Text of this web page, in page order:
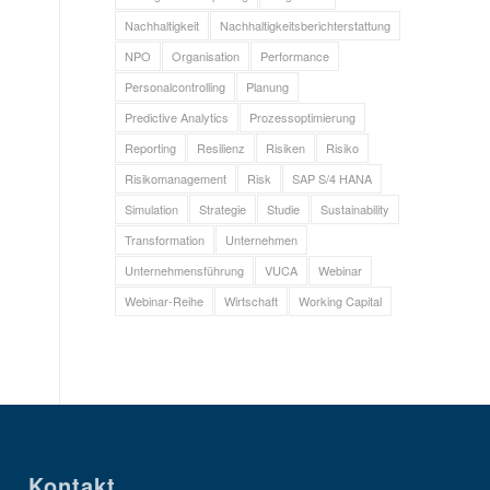
Nachhaltigkeit
Nachhaltigkeitsberichterstattung
NPO
Organisation
Performance
Personalcontrolling
Planung
Predictive Analytics
Prozessoptimierung
Reporting
Resilienz Risiken
Risiko
Risikomanagement
Risk
SAP S/4 HANA
Simulation
Strategie Studie
Sustainability
Transformation
Unternehmen
Unternehmensführung
VUCA
Webinar
Webinar-Reihe
Wirtschaft Working Capital